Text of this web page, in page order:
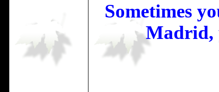
Sometimes
Madrid,